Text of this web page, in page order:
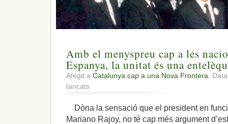
Amb el menyspreu cap a les
Espanya, la unitat és una
Afegit a Catalunya cap a una Nova Frontera.
tancats
Amb
menyspreu
cap
Dòna la sensació que el president en
Mariano Rajoy, no té cap més argument